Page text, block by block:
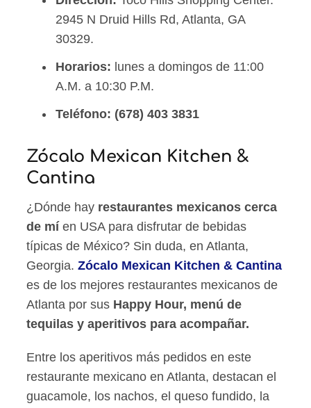
2945 N Druid Hills Rd, Atlanta, GA
30329.
Horarios: lunes a domingos de 11:00
A.M. a 10:30 P.M.
Teléfono: (678) 403 3831
Zócalo Mexican Kitchen &
Cantina
¿Dónde hay restaurantes mexicanos cerca
de míen USA para disfrutar de bebidas
típicas de México? Sin duda, en Atlanta,
Georgia.Zócalo Mexican Kitchen & Cantina
es de los mejores restaurantes mexicanos de
Atlanta por sus Happy Hour, menú de
tequilas y aperitivos para acompañar.
Entre los aperitivos más pedidos en este
restaurante mexicano en Atlanta, destacan el
guacamole, los nachos, el queso fundido, la